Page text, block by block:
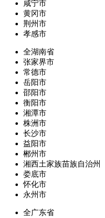
咸宁市
黄冈市
荆州市
孝感市
全湖南省
张家界市
常德市
岳阳市
邵阳市
衡阳市
湘潭市
株洲市
长沙市
益阳市
郴州市
湘西土家族苗族自治州
娄底市
怀化市
永州市
全广东省